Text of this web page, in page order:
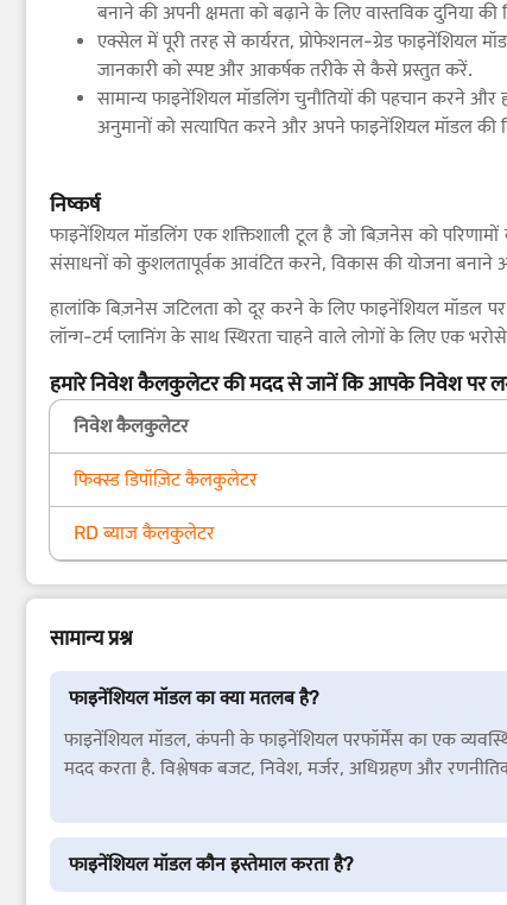
बनाने की अपनी क्षमता को बढ़ाने के लिए वास्तविक दुनिया
एक्सेल में पूरी तरह से कार्यरत, प्रोफेशनल-ग्रेड फाइनेंशियल
जानकारी को स्पष्ट और आकर्षक तरीके से कैसे प्रस्तुत करें.
सामान्य फाइनेंशियल मॉडलिंग चुनौतियों की पहचान करने और
अनुमानों को सत्यापित करने और अपने फाइनेंशियल मॉडल की
निष्कर्ष
फाइनेंशियल मॉडलिंग एक शक्तिशाली टूल है जो बिज़नेस को
संसाधनों को कुशलतापूर्वक आवंटित करने, विकास की योजना बनाने
हालांकि बिज़नेस जटिलता को दूर करने के लिए फाइनेंशियल मॉडल
लॉन्ग-टर्म प्लानिंग के साथ स्थिरता चाहने वाले लोगों के लिए एक
हमारे निवेश कैलकुलेटर की मदद से जानें कि आपके निवेश पर
निवेश कैलकुलेटर
फिक्स्ड डिपॉज़िट कैलकुलेटर
RD ब्याज कैलकुलेटर
सामान्य प्रश्न
फाइनेंशियल मॉडल का क्या मतलब है?
फाइनेंशियल मॉडल, कंपनी के फाइनेंशियल परफॉर्मेंस का एक
मदद करता है. विश्लेषक बजट, निवेश, मर्जर, अधिग्रहण और
फाइनेंशियल मॉडल कौन इस्तेमाल करता है?